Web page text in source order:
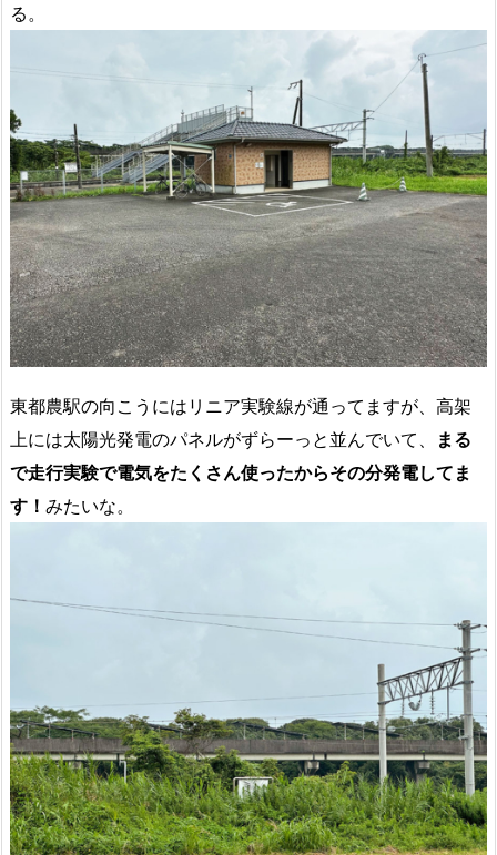
る。
東都農駅の向こうにはリニア実験線が通ってますが、高架
上には太陽光発電のパネルがずらーっと並んでいて、
まる
で走行実験で電気をたくさん使ったからその分発電してま
す！ みたいな。